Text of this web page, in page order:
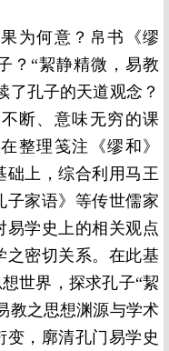
为何意？帛书《缪
？“絜静精微，易教
了孔子的天道观念？
断、意味无穷的课
整理笺注《缪和》
础上，综合利用马王
子家语》等传世儒家
易学史上的相关观点
之密切关系。在此基
世界，探求孔子“絜
教之思想渊源与学术
，廓清孔门易学史